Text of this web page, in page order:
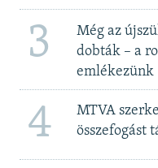
3
Még az
dobták – a
emlékezünk
4
MTVA
összefogást